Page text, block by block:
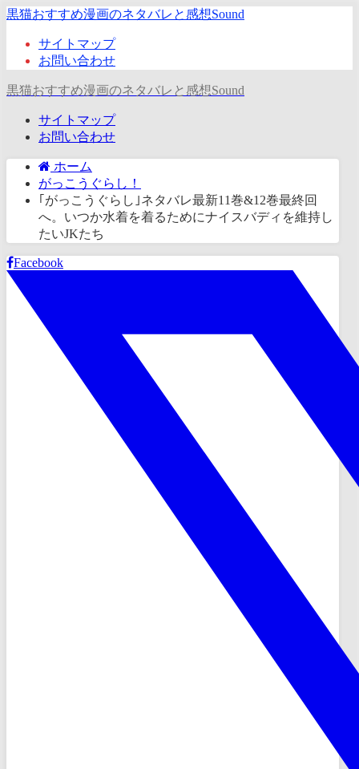
黒猫おすすめ漫画のネタバレと感想Sound
サイトマップ
お問い合わせ
黒猫おすすめ漫画のネタバレと感想Sound
サイトマップ
お問い合わせ
ホーム
がっこうぐらし！
｢がっこうぐらし｣ネタバレ最新11巻&12巻最終回
へ。いつか水着を着るためにナイスバディを維持し
たいJKたち
Facebook